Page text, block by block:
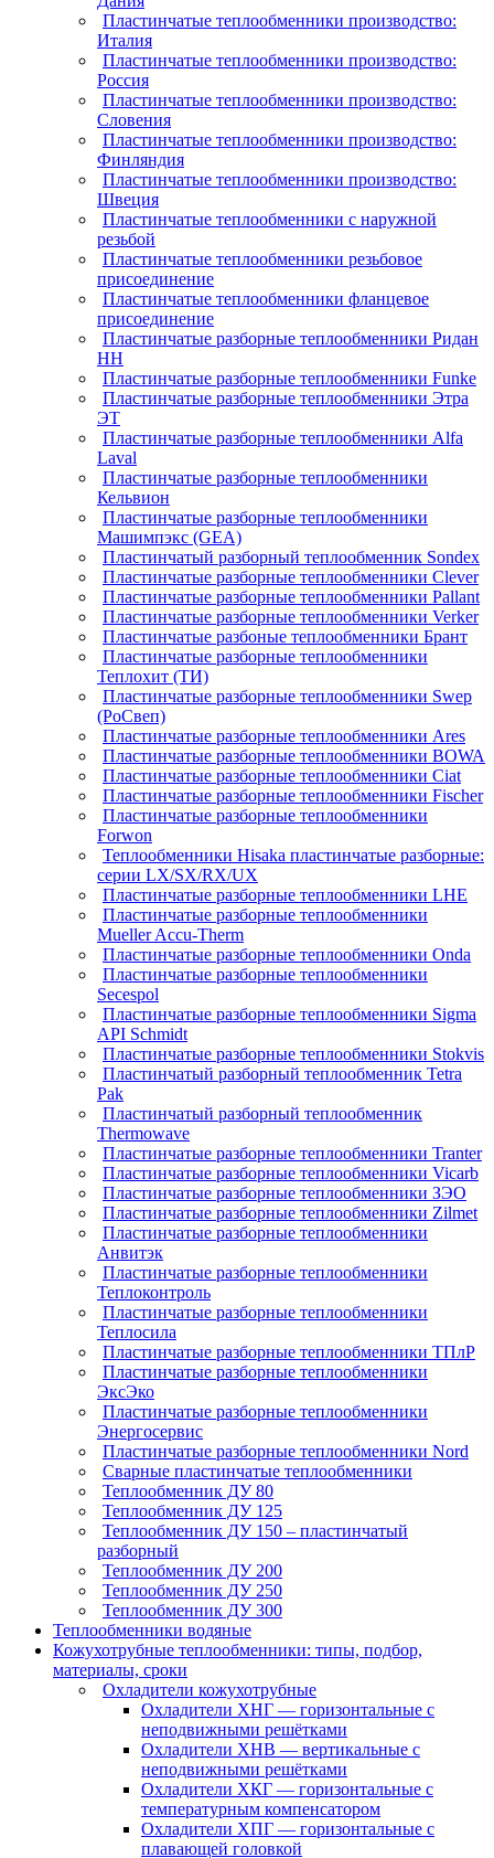
Пластинчатые теплообменники производство:
Италия
Пластинчатые теплообменники производство:
Россия
Пластинчатые теплообменники производство:
Словения
Пластинчатые теплообменники производство:
Финляндия
Пластинчатые теплообменники производство:
Швеция
Пластинчатые теплообменники с наружной
резьбой
Пластинчатые теплообменники резьбовое
присоединение
Пластинчатые теплообменники фланцевое
присоединение
Пластинчатые разборные теплообменники Ридан
НН
Пластинчатые разборные теплообменники Funke
Пластинчатые разборные теплообменники Этра
ЭТ
Пластинчатые разборные теплообменники Alfa
Laval
Пластинчатые разборные теплообменники
Кельвион
Пластинчатые разборные теплообменники
Машимпэкс (GEA)
Пластинчатый разборный теплообменник Sondex
Пластинчатые разборные теплообменники Clever
Пластинчатые разборные теплообменники Pallant
Пластинчатые разборные теплообменники Verker
Пластинчатые разбоные теплообменники Брант
Пластинчатые разборные теплообменники
Теплохит (ТИ)
Пластинчатые разборные теплообменники Swep
(РоСвеп)
Пластинчатые разборные теплообменники Ares
Пластинчатые разборные теплообменники BOWA
Пластинчатые разборные теплообменники Ciat
Пластинчатые разборные теплообменники Fischer
Пластинчатые разборные теплообменники
Forwon
Теплообменники Hisaka пластинчатые разборные:
серии LX/SX/RX/UX
Пластинчатые разборные теплообменники LHE
Пластинчатые разборные теплообменники
Mueller Accu-Therm
Пластинчатые разборные теплообменники Onda
Пластинчатые разборные теплообменники
Secespol
Пластинчатые разборные теплообменники Sigma
API Schmidt
Пластинчатые разборные теплообменники Stokvis
Пластинчатый разборный теплообменник Tetra
Pak
Пластинчатый разборный теплообменник
Thermowave
Пластинчатые разборные теплообменники Tranter
Пластинчатые разборные теплообменники Vicarb
Пластинчатые разборные теплообменники ЗЭО
Пластинчатые разборные теплообменники Zilmet
Пластинчатые разборные теплообменники
Анвитэк
Пластинчатые разборные теплообменники
Теплоконтроль
Пластинчатые разборные теплообменники
Теплосила
Пластинчатые разборные теплообменники ТПлР
Пластинчатые разборные теплообменники
ЭксЭко
Пластинчатые разборные теплообменники
Энергосервис
Пластинчатые разборные теплообменники Nord
Сварные пластинчатые теплообменники
Теплообменник ДУ 80
Теплообменник ДУ 125
Теплообменник ДУ 150 – пластинчатый
разборный
Теплообменник ДУ 200
Теплообменник ДУ 250
Теплообменник ДУ 300
Теплообменники водяные
Кожухотрубные теплообменники: типы, подбор,
материалы, сроки
Охладители кожухотрубные
Охладители ХНГ — горизонтальные с
неподвижными решётками
Охладители ХНВ — вертикальные с
неподвижными решётками
Охладители ХКГ — горизонтальные с
температурным компенсатором
Охладители ХПГ — горизонтальные с
плавающей головкой